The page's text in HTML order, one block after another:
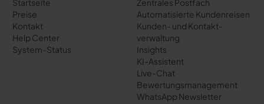
Startseite
Preise
Kontakt
Help Center
System-Status
Zentrales Postfach
Automatisierte Kundenreisen
Kunden- und Kontakt­
verwaltung
Insights
KI-Assistent
Live-Chat
Bewertungs­management
WhatsApp Newsletter